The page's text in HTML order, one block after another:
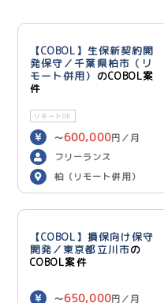
【COBOL】生保新契約開
発保守／千葉県柏市（リ
モート併用） のCOBOL案
件
リモートOK
〜600,000円／月
フリーランス
柏（リモート併用）
【COBOL】損保向け保守
開発／東京都立川市の
COBOL案件
〜650,000円／月